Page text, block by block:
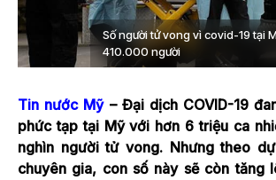
Số người tử vong vì covid-19 tại
410.000 người
Tin nước Mỹ– Đại dịch COVID-19
phức tạp tại Mỹ với hơn 6 triệu ca
nghìn người tử vong. Nhưng theo
chuyên gia, con số này sẽ còn tăng